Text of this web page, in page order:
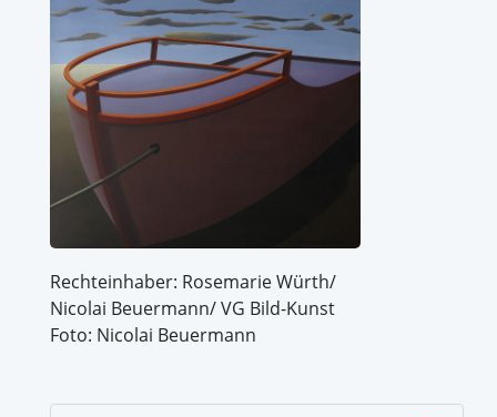
Rechteinhaber: Rosemarie Würth/
Nicolai Beuermann/ VG Bild-Kunst
Foto: Nicolai Beuermann